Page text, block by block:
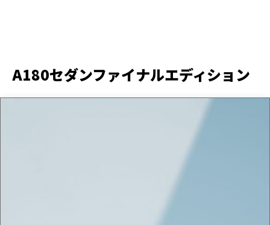
A180セダンファイナルエディション